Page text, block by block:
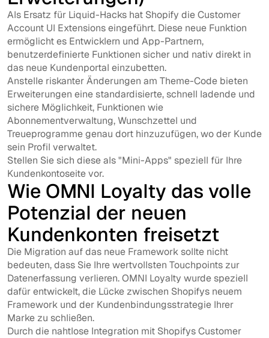
Als Ersatz für Liquid-Hacks hat Shopify die Customer
Account UI Extensions eingeführt. Diese neue Funktion
ermöglicht es Entwicklern und App-Partnern,
benutzerdefinierte Funktionen sicher und nativ direkt in
das neue Kundenportal einzubetten.
Anstelle riskanter Änderungen am Theme-Code bieten
Erweiterungen eine standardisierte, schnell ladende und
sichere Möglichkeit, Funktionen wie
Abonnementverwaltung, Wunschzettel und
Treueprogramme genau dort hinzuzufügen, wo der Kunde
sein Profil verwaltet.
Stellen Sie sich diese als "Mini-Apps" speziell für Ihre
Kundenkontoseite vor.
Wie OMNI Loyalty das volle
Potenzial der neuen
Kundenkonten freisetzt
Die Migration auf das neue Framework sollte nicht
bedeuten, dass Sie Ihre wertvollsten Touchpoints zur
Datenerfassung verlieren. OMNI Loyalty wurde speziell
dafür entwickelt, die Lücke zwischen Shopifys neuem
Framework und der Kundenbindungsstrategie Ihrer
Marke zu schließen.
Durch die nahtlose Integration mit Shopifys Customer